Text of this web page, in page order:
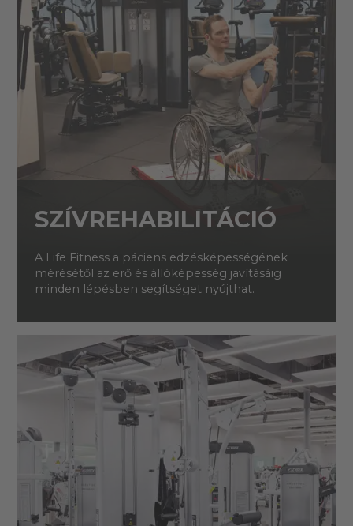
SZÍVREHABILITÁCIÓ
A Life Fitness a páciens edzésképességének
mérésétől az erő és állóképesség javításáig
minden lépésben segítséget nyújthat.